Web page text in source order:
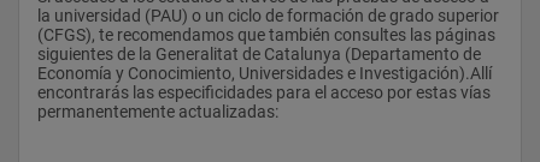
la universidad (PAU) o un ciclo de formación de grado superior
(CFGS), te recomendamos que también consultes las páginas
siguientes de la Generalitat de Catalunya (Departamento de
Economía y Conocimiento, Universidades e Investigación).Allí
encontrarás las especificidades para el acceso por estas vías
permanentemente actualizadas: